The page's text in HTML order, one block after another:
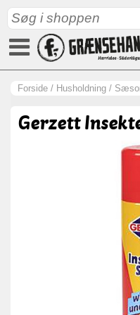
Forside / Husholdning /
Gerzett